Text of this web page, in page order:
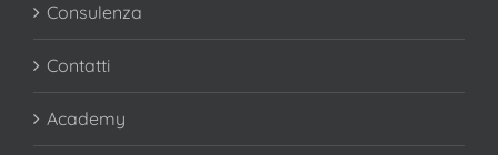
Consulenza
Contatti
Academy